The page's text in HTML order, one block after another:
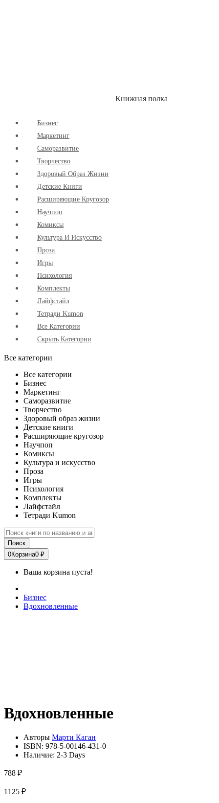
Книжная полка
Бизнес
Маркетинг
Cаморазвитие
Творчество
Здоровый Образ Жизни
Детские Книги
Расширяющие Кругозор
Научпоп
Комиксы
Культура И Искусство
Проза
Игры
Психология
Комплекты
Лайфстайл
Тетради Kumon
Все Категории
Скрыть Категории
Все категории
Все категории
Бизнес
Маркетинг
Саморазвитие
Творчество
Здоровый образ жизни
Детские книги
Расширяющие кругозор
Научпоп
Комиксы
Культура и искусство
Проза
Игры
Психология
Комплекты
Лайфстайл
Тетради Kumon
Поиск
0Корзина0 ₽
Ваша корзина пуста!
Бизнес
Вдохновленные
Вдохновленные
Авторы Марти Каган
ISBN: 978-5-00146-431-0
Наличие: 2-3 Days
788 ₽
1125 ₽